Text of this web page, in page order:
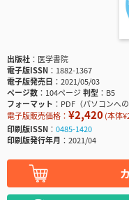
出版社
医学書院
電子版ISSN
1882-1367
電子版発売日
2021/05/03
ページ数
104ページ判型
B5
フォーマット
PDF（パソコンへ
電子版販売価格： ¥2,420(本体
印刷版ISSN
0485-1420
印刷版発行年月
2021/04